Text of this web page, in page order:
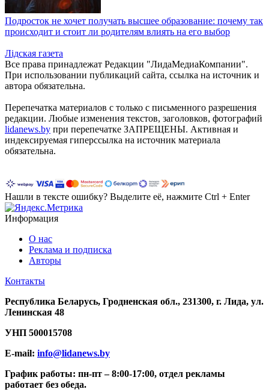
Подросток не хочет получать высшее образование: почему так
происходит и стоит ли родителям влиять на его выбор
Лiдская газета
Все права принадлежат Редакции "ЛидаМедиаКомпании".
При использовании публикаций сайта, ссылка на источник и
автора обязательна.
Перепечатка материалов c только с письменного разрешения
редакции. Любые изменения текстов, заголовков, фотографий
lidanews.by при перепечатке ЗАПРЕЩЕНЫ. Активная и
индексируемая гиперссылка на источник материала
обязательна.
Нашли в тексте ошибку? Выделите её, нажмите Ctrl + Enter
Информация
О нас
Реклама и подписка
Авторы
Контакты
Республика Беларусь, Гродненская обл., 231300, г. Лида, ул.
Ленинская 48
УНП 500015708
E-mail: info@lidanews.by
График работы: пн-пт –8:00-17:00, отдел рекламы
работает без обеда.